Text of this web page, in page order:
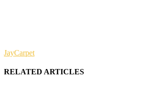
JayCarpet
RELATED ARTICLES